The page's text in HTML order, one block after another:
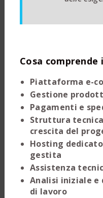
Cosa
Piattaforma e-
Gestione
Pagamenti e
Struttura
crescita del
Hosting
gestita
Assistenza
Analisi iniziale e
di lavoro